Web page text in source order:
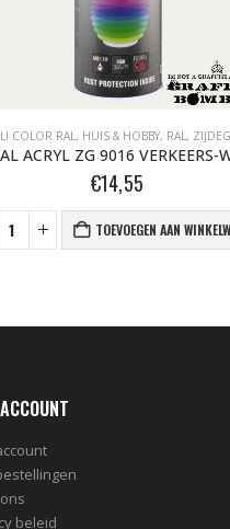
COLOR RAL , HUIS & HOBBY, RAL ,
€14,55
TOEVOEGEN AAN
beleid